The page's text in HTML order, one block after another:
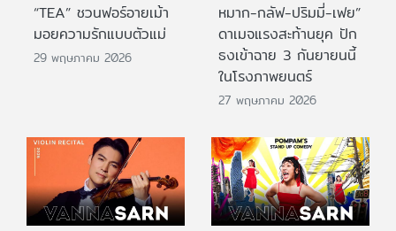
“TEA” ชวนฟอร์อายเม้า
มอยความรักแบบตัวแม่
29 พฤษภาคม 2026
หมาก-กลัฟ-ปริมมี่-เฟย”
ดาเมจแรงสะท้านยุค ปัก
ธงเข้าฉาย 3 กันยายนนี้
ในโรงภาพยนตร์
27 พฤษภาคม 2026